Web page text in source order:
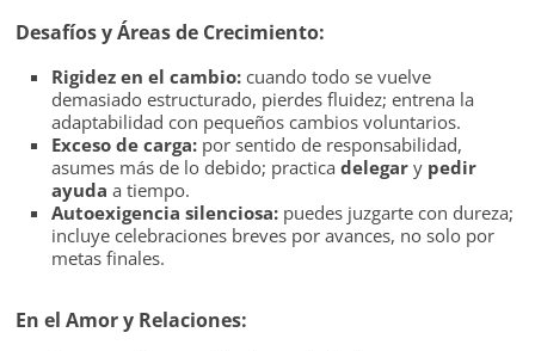
Desafíos y Áreas de Crecimiento:
Rigidez en el cambio: cuando todo se vuelve
demasiado estructurado, pierdes fluidez; entrena la
adaptabilidad con pequeños cambios voluntarios.
Exceso de carga: por sentido de responsabilidad,
asumes más de lo debido; practicadelegar y pedir
ayuda a tiempo.
Autoexigencia silenciosa: puedes juzgarte con dureza;
incluye celebraciones breves por avances, no solo por
metas finales.
En el Amor y Relaciones: